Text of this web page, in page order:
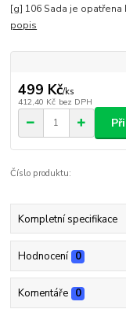
[g] 106 Sada je
popis
499 Kč/ks
412,40 Kč bez DPH
Číslo produktu:
Kompletní specifikace
Hodnocení 0
Komentáře 0